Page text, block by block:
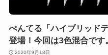
ぺんてる「ハイブリッド
登場！今回は3色混合です
2020年9月18日